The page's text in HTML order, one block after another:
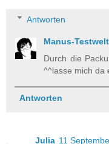
Antworten
Manus-Testwelt
Durch die
^^lasse mich da
Antworten
Julia 11